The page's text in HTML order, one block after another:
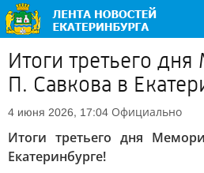
Итоги третьего
П. Савкова в
4 июня 2026, 17:04 Официально
Итоги третьего дня
Екатеринбурге!